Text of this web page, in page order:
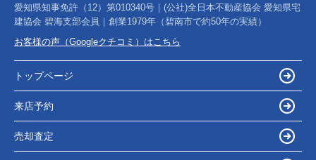
愛知県知事免許（12）第010340号｜(公社)全日本不動産協会 愛知県宅
建協会 碧海支部会員｜創業1979年（碧南市で約50年の実績）
お客様の声（Googleクチコミ）はこちら
トップページ
来店予約
売却査定